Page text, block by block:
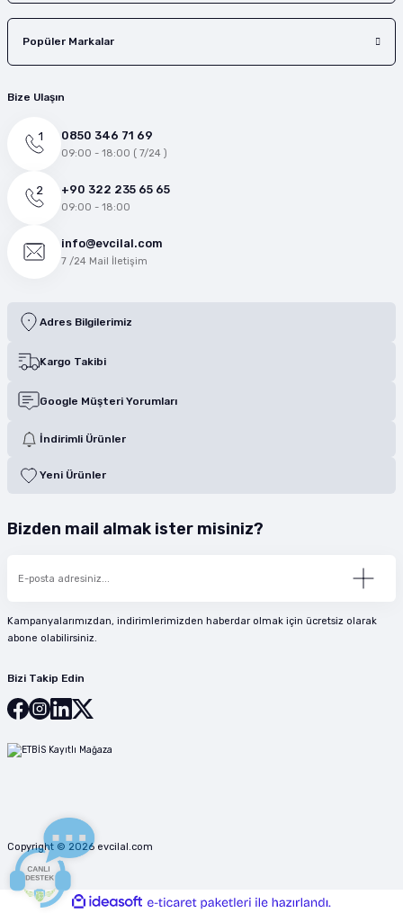
Popüler Markalar
Bize Ulaşın
0850 346 71 69
09:00 - 18:00 ( 7/24 )
+90 322 235 65 65
09:00 - 18:00
info@evcilal.com
7 /24 Mail İletişim
Adres Bilgilerimiz
Kargo Takibi
Google Müşteri Yorumları
İndirimli Ürünler
Yeni Ürünler
Bizden mail almak ister misiniz?
Kampanyalarımızdan, indirimlerimizden haberdar olmak için ücretsiz olarak
abone olabilirsiniz.
Bizi Takip Edin
Copyright © 2026 evcilal.com
ideasoft
e-